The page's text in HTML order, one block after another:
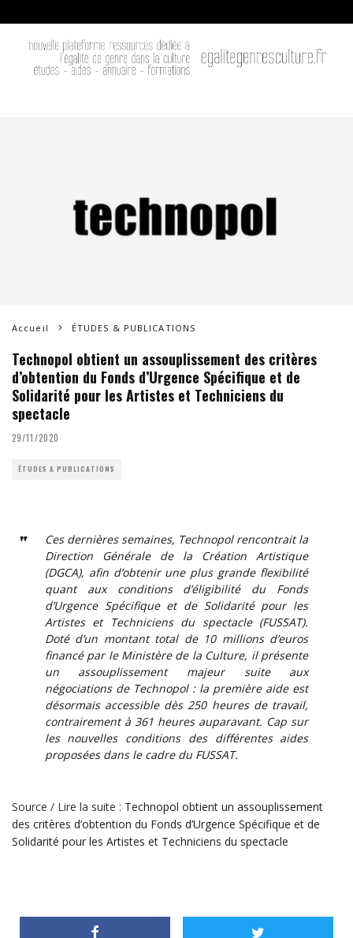
Accueil ÉTUDES & PUBLICATIONS
Technopol obtient un assouplissement des critères
d’obtention du Fonds d’Urgence Spécifique et de
Solidarité pour les Artistes et Techniciens du
spectacle
29/11/2020
ÉTUDES & PUBLICATIONS
Ces dernières semaines, Technopol rencontrait la
Direction Générale de la Création Artistique
(DGCA), afin d’obtenir une plus grande flexibilité
quant aux conditions d’éligibilité du Fonds
d’Urgence Spécifique et de Solidarité pour les
Artistes et Techniciens du spectacle (FUSSAT).
Doté d’un montant total de 10 millions d’euros
financé par le Ministère de la Culture, il présente
un assouplissement majeur suite aux
négociations de Technopol : la première aide est
désormais accessible dès 250 heures de travail,
contrairement à 361 heures auparavant. Cap sur
les nouvelles conditions des différentes aides
proposées dans le cadre du FUSSAT.
Source / Lire la suite : Technopol obtient un assouplissement
des critères d’obtention du Fonds d’Urgence Spécifique et de
Solidarité pour les Artistes et Techniciens du spectacle